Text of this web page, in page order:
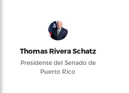
Thomas Rivera Schatz
Presidente del Senado de
Puerto Rico